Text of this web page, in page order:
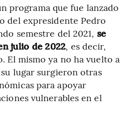
programa que fue lanzado
del expresidente Pedro
semestre del 2021, se
julio de 2022, es decir,
El mismo ya no ha vuelto a
lugar surgieron otras
para apoyar
vulnerables en el